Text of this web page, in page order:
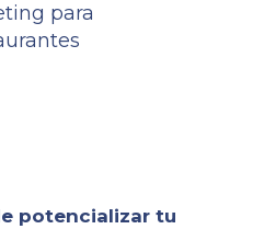
para
potencializar tu